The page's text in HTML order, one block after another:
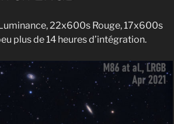
22x600s Rouge, 17x600s
plus de 14 heures d’intégration.